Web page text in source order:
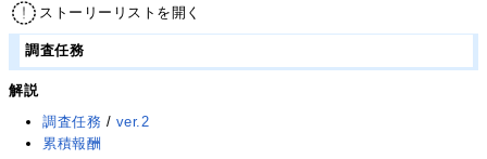
ストーリーリストを開く
調査任務
解説
調査任務 / ver.2
累積報酬